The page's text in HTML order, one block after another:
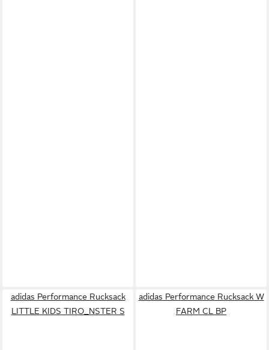
adidas Performance Rucksack
LITTLE KIDS TIRO_NSTER S
adidas Performance Rucksack W
FARM CL BP